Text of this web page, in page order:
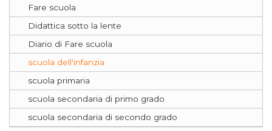
Fare scuola
Didattica sotto la lente
Diario di Fare scuola
scuola dell'infanzia
scuola primaria
scuola secondaria di primo grado
scuola secondaria di secondo grado